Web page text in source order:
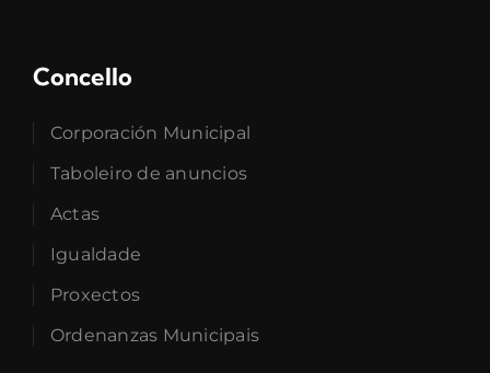
Concello
Corporación Municipal
Taboleiro de anuncios
Actas
Igualdade
Proxectos
Ordenanzas Municipais